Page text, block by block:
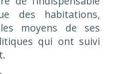
des habitations,
moyens de ses
qui ont suivi